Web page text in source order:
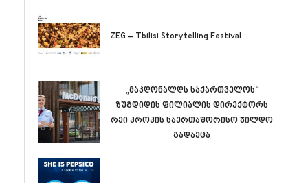
ZEG – Tbilisi Storytelling Festival
„მაკდონალდს საქართველოს“
ზუგდიდის ფილიალის დირექტორს
რეი კროკის საერთაშორისო ჯილდო
გადაეცა